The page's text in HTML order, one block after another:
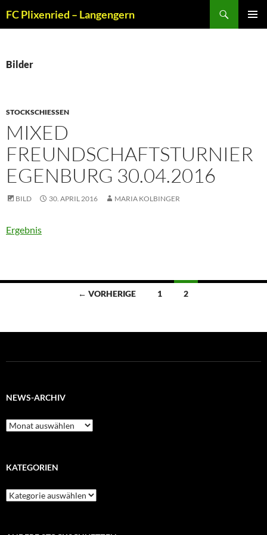
Inhalt
FC Plixenried – Langengern
Bilder
STOCKSCHIESSEN
MIXED
FREUNDSCHAFTSTURNIER
EGENBURG 30.04.2016
BILD 30. APRIL 2016 MARIA KOLBINGER
Ergebnis
Beitragsnavigation
← VORHERIGE 1 2
NEWS-ARCHIV
News-
Archiv
KATEGORIEN
Kategorien